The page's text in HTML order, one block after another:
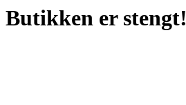
Butikken er stengt!